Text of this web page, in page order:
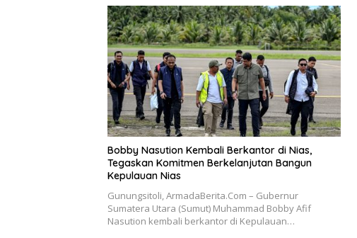
Bobby Nasution Kembali Berkantor di Nias,
Tegaskan Komitmen Berkelanjutan Bangun
Kepulauan Nias
Gunungsitoli, ArmadaBerita.Com – Gubernur
Sumatera Utara (Sumut) Muhammad Bobby Afif
Nasution kembali berkantor di Kepulauan…